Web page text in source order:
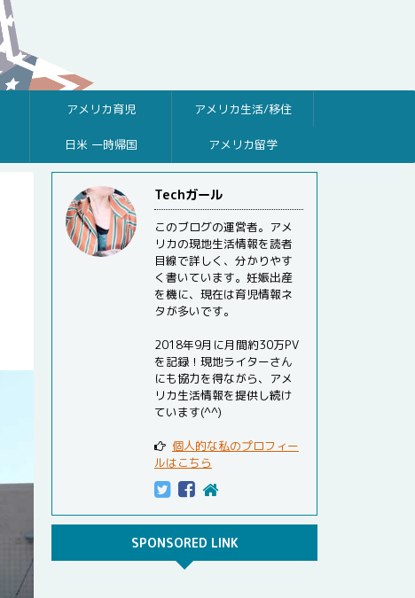
アメリカ育児 アメリカ生活/移住
日米 一時帰国 アメリカ留学
Techガール
このブログの運営者。アメ
リカの現地生活情報を読者
目線で詳しく、分かりやす
く書いています。妊娠出産
を機に、現在は育児情報ネ
タが多いです。
2018年9月に月間約30万PV
を記録！現地ライターさん
にも協力を得ながら、アメ
リカ生活情報を提供し続け
ています(^^)
個人的な私のプロフィー
ルはこちら
SPONSORED LINK